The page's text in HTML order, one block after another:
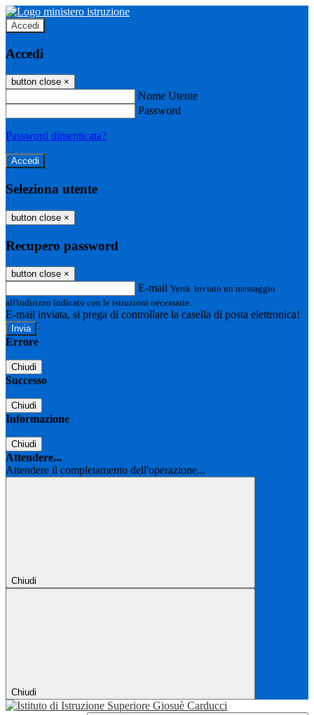
Accedi
Accedi
button close ×
Nome Utente
Password
Password dimenticata?
Seleziona utente
button close ×
Recupero password
button close ×
E-mail Verrà inviato un messaggio
all'indirizzo indicato con le istruzioni necessarie.
E-mail inviata, si prega di controllare la casella di posta elettronica!
Errore
Chiudi
Successo
Chiudi
Informazione
Chiudi
Attendere...
Attendere il completamento dell'operazione...
Chiudi
Chiudi